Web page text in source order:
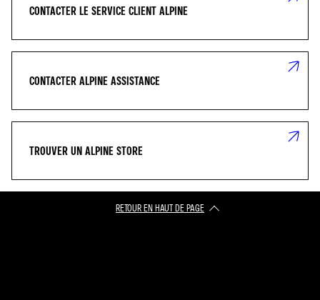
CONTACTER LE SERVICE CLIENT ALPINE
CONTACTER ALPINE ASSISTANCE
TROUVER UN ALPINE STORE
RETOUR EN HAUT DE PAGE